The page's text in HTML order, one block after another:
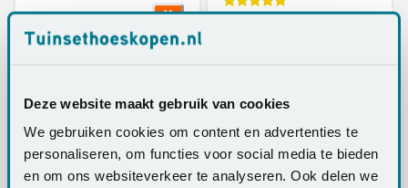
Deze website maakt gebruik van cookies
We gebruiken cookies om content en advertenties te
personaliseren, om functies voor social media te bieden
en om ons websiteverkeer te analyseren. Ook delen we
€129,95